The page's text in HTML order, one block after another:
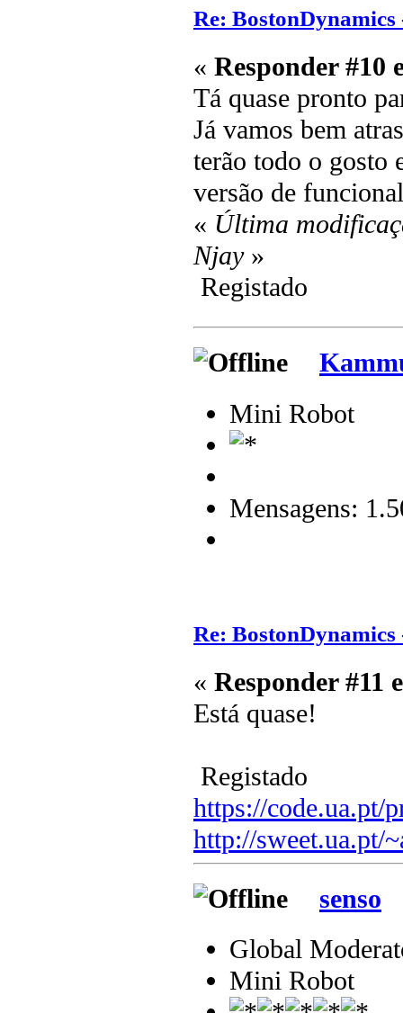
Re:
« Responder #10
Tá quase pronto
Já vamos bem
terão todo o gosto
versão de
« Última
Njay»
Registado
Mini Robot
Mensagens:
Re:
« Responder #11
Está quase!
Registado
https://code.ua.pt/
http://sweet.ua.pt/
senso
Global
Mini Robot